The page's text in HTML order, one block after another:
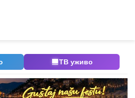
ТВ уживо